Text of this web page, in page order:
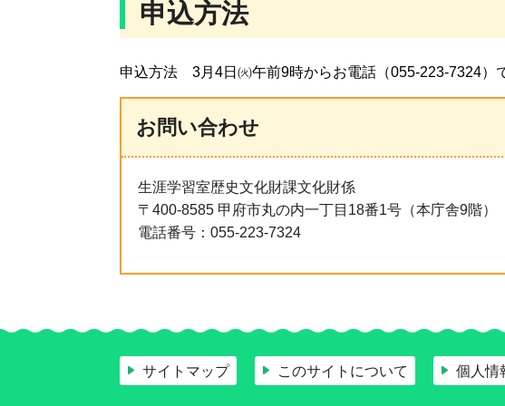
申込方法
申込方法 3月4日㈫午前9時からお電話（055-223-7324）
お問い合わせ
生涯学習室歴史文化財課文化財係
〒400-8585 甲府市丸の内一丁目18番1号（本庁舎9階）
電話番号：055-223-7324
サイトマップ このサイトについて 個人情